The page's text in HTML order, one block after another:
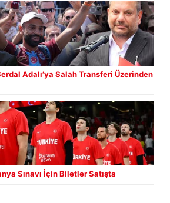
Adalı’ya Salah Transferi Üzerinden
Sınavı İçin Biletler Satışta